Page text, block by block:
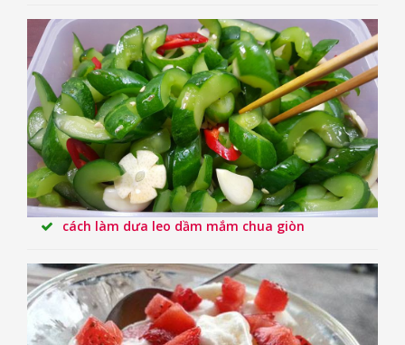
cách làm dưa leo dầm mắm chua giòn